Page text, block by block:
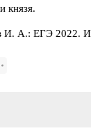
князя.
И. А.: ЕГЭ 2022.